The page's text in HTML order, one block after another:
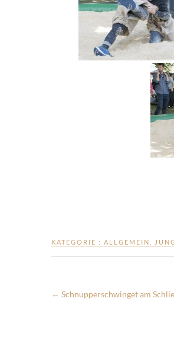
KATEGORIE : ALLGEMEIN
← Schnupperschwinget am